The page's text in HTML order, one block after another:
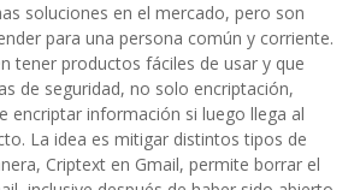
soluciones en el mercado, pero son
para una persona común y corriente.
tener productos fáciles de usar y que
de seguridad, no solo encriptación,
encriptar información si luego llega al
La idea es mitigar distintos tipos de
Criptext en Gmail, permite borrar el